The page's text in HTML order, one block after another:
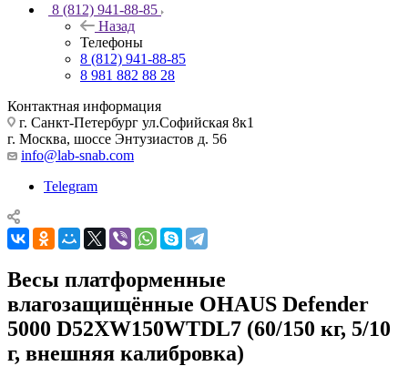
8 (812) 941-88-85
Назад
Телефоны
8 (812) 941-88-85
8 981 882 88 28
Контактная информация
г. Санкт-Петербург ул.Софийская 8к1
г. Москва, шоссе Энтузиастов д. 56
info@lab-snab.com
Telegram
Весы платформенные
влагозащищённые OHAUS Defender
5000 D52XW150WTDL7 (60/150 кг, 5/10
г, внешняя калибровка)